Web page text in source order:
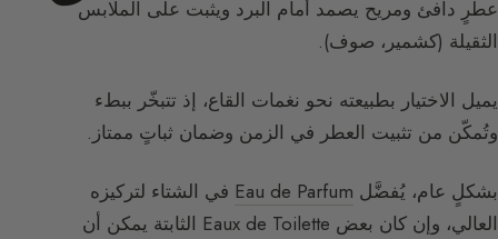
عطرٍ دافئ ومريح يصمد أمام البرد ويثبت على الملابس
الثقيلة (كشمير، صوف).
يميل الاختيار بطبيعته نحو نغمات القاع، إذ تتبخّر ببطء
وتُمكّن من تثبيت العطر في الزمن وضمان ثباتٍ ممتاز.
بشكلٍ عام، يُفضَّل Eau de Parfum في الشتاء لتركيزه
العالي، وإن كان بعض Eaux de Toilette الثابتة يمكن أن